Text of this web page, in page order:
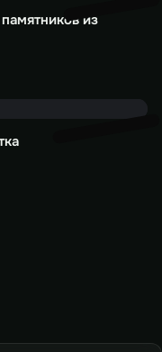
из